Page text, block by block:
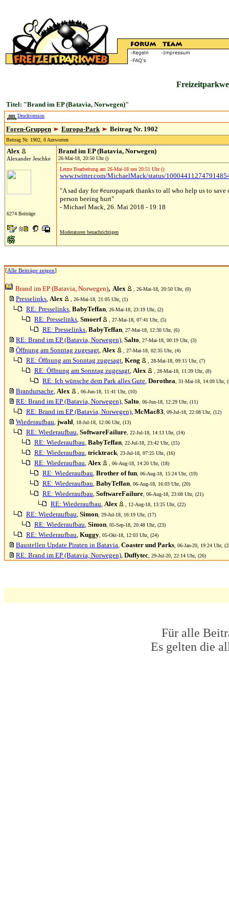
Titel: "Brand im EP (Batavia, Norwegen)"
Druckversion
Foren-Gruppen Europa-Park Beitrag Nr. 1902
Beitrag Nr. 1902, 0 Antworten
Alex
Alexander Jeschke
6274 Beiträge
Brand im EP (Batavia, Norwegen)
26-Mai-18, 20:50 Uhr ()
Letzte Bearbeitung am 26-Mai-18 um 20:51 Uhr ()
www.twitter.com/MichaelMack/status/
"A sad day for #europapark thanks to all who help us to
person beeing hurt"
- Michael Mack, 26. Mai 2018 - 19:18
Moderatoren benachrichtigen
[Alle Beiträge zeigen]
Brand im EP (Batavia, Norwegen), Alex , 26-Mai-18, 20:50 Uhr, (0)
Presselinks, Alex , 26-Mai-18, 21:05 Uhr, (1)
RE: Presselinks, BabyTeffan , 26-Mai-18, 23:19 Uhr, (2)
RE: Presselinks, Smoerf , 27-Mai-18, 07:41 Uhr, (5)
RE: Presselinks, BabyTeffan , 27-Mai-18, 12:30 Uhr, (6)
RE: Brand im EP (Batavia, Norwegen), Salto , 27-Mai-18, 00:19 Uhr, (3)
Öffnung am Sonntag zugesagt, Alex , 27-Mai-18, 02:35 Uhr, (4)
RE: Öffnung am Sonntag zugesagt, Keng , 28-Mai-18, 09:15 Uhr, (7)
RE: Öffnung am Sonntag zugesagt, Alex , 28-Mai-18, 11:39 Uhr, (8)
RE: Ich wünsche dem Park alles Gute, Dorothea , 31-Mai-18, 14:09 Uhr,
Brandursache, Alex , 06-Jun-18, 11:41 Uhr, (10)
RE: Brand im EP (Batavia, Norwegen), Salto , 06-Jun-18, 12:29 Uhr, (11)
RE: Brand im EP (Batavia, Norwegen), McMac83 , 09-Jul-18, 22:08 Uhr, (12)
Wiederaufbau, jwahl , 18-Jul-18, 12:06 Uhr, (13)
RE: Wiederaufbau, SoftwareFailure , 22-Jul-18, 14:13 Uhr, (14)
RE: Wiederaufbau, BabyTeffan , 22-Jul-18, 23:42 Uhr, (15)
RE: Wiederaufbau, tricktrack , 23-Jul-18, 07:25 Uhr, (16)
RE: Wiederaufbau, Alex , 06-Aug-18, 14:20 Uhr, (18)
RE: Wiederaufbau, Brother of fun , 06-Aug-18, 15:24 Uhr, (19)
RE: Wiederaufbau, BabyTeffan , 06-Aug-18, 16:03 Uhr, (20)
RE: Wiederaufbau, SoftwareFailure , 06-Aug-18, 23:08 Uhr, (21)
RE: Wiederaufbau, Alex , 12-Aug-18, 13:25 Uhr, (22)
RE: Wiederaufbau, Simon , 29-Jul-18, 16:19 Uhr, (17)
RE: Wiederaufbau, Simon , 05-Sep-18, 20:48 Uhr, (23)
RE: Wiederaufbau, Kuggy , 05-Okt-18, 12:03 Uhr, (24)
Baustellen Update Piraten in Batavia, Coaster und Parks , 06-Jan-20, 19:24 Uhr,
RE: Brand im EP (Batavia, Norwegen), Duffytec , 29-Jul-20, 22:14 Uhr, (26)
Für alle
Es gelten die